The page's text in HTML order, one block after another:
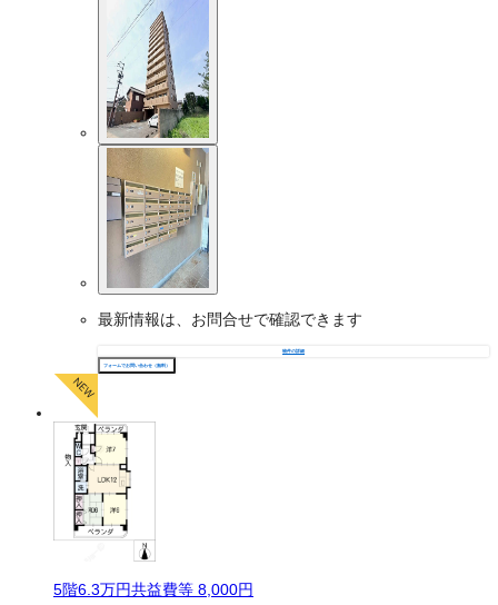
最新情報は、お問合せで確認できます
物件の詳細
フォームでお問い合わせ（無料）
5階6.3万円共益費等 8,000円